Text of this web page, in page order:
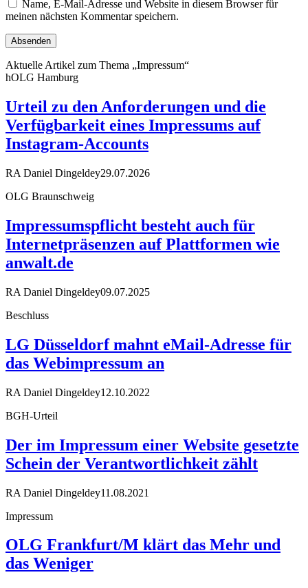
Name, E-Mail-Adresse und Website in diesem Browser für
meinen nächsten Kommentar speichern.
Aktuelle Artikel zum Thema „Impressum“
hOLG Hamburg
Urteil zu den Anforderungen und die
Verfügbarkeit eines Impressums auf
Instagram-Accounts
RA Daniel Dingeldey29.07.2026
OLG Braunschweig
Impressumspflicht besteht auch für
Internetpräsenzen auf Plattformen wie
anwalt.de
RA Daniel Dingeldey09.07.2025
Beschluss
LG Düsseldorf mahnt eMail-Adresse für
das Webimpressum an
RA Daniel Dingeldey12.10.2022
BGH-Urteil
Der im Impressum einer Website gesetzte
Schein der Verantwortlichkeit zählt
RA Daniel Dingeldey11.08.2021
Impressum
OLG Frankfurt/M klärt das Mehr und
das Weniger